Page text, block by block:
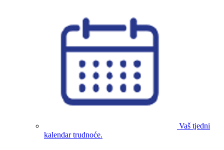
Vaš tjedni
kalendar trudnoće.